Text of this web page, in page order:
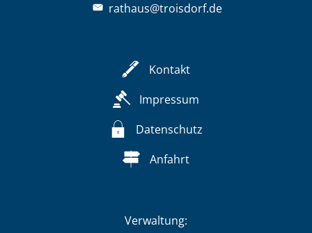
rathaus@troisdorf.de
Kontakt
Impressum
Datenschutz
Anfahrt
Verwaltung: